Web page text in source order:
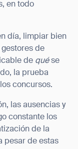
en todo
día, limpiar bien
gestores de
de quése
la prueba
concursos.
las ausencias y
constante los
de la
pesar de estas